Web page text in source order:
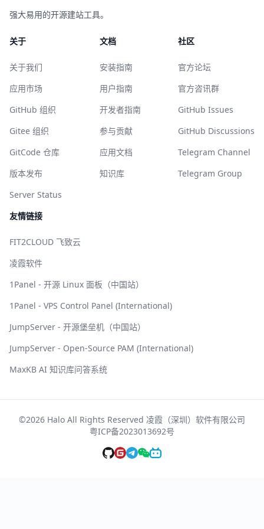
强大易用的开源建站工具。
关于
关于我们
应用市场
GitHub 组织
Gitee 组织
GitCode 仓库
版本发布
Server Status
文档
安装指南
用户指南
开发者指南
参与贡献
应用文档
知识库
社区
官方论坛
官方咨讯群
GitHub Issues
GitHub Discussions
Telegram Channel
Telegram Group
友情链接
FIT2CLOUD 飞致云
凌霞软件
1Panel - 开源 Linux 面板（中国站）
1Panel - VPS Control Panel (International)
JumpServer - 开源堡垒机（中国站）
JumpServer - Open-Source PAM (International)
MaxKB AI 知识库问答系统
©2026 Halo All Rights Reserved 凌霞（深圳）软件有限公司
粤ICP备2023013692号